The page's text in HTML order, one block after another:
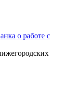
о работе с